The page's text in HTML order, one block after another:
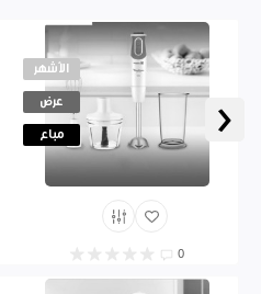
‹
الأشهر
عرض
مباع
0